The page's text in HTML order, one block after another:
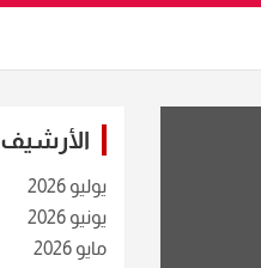
الأرشيف
يوليو 2026
يونيو 2026
مايو 2026